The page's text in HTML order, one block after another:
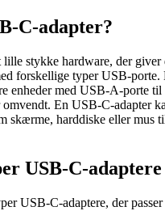
C-adapter?
stykke hardware, der giver
forskellige typer USB-porte.
enheder med USB-A-porte til
En USB-C-adapter
skærme, harddiske eller mus
USB-C-adaptere
USB-C-adaptere, der